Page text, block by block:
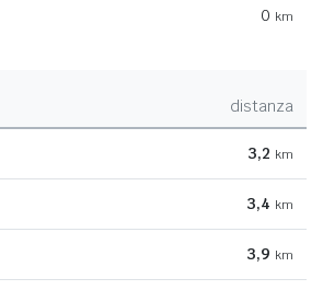
0 km
distanza
3,2 km
3,4 km
3,9 km